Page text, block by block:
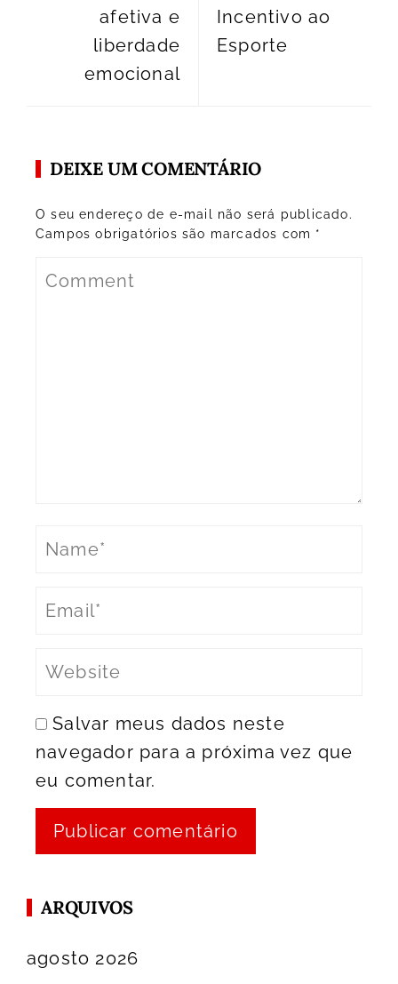
afetiva e
liberdade
emocional
Incentivo ao
Esporte
DEIXE UM COMENTÁRIO
O seu endereço de e-mail não será publicado.
Campos obrigatórios são marcados com *
Salvar meus dados neste
navegador para a próxima vez que
eu comentar.
ARQUIVOS
agosto 2026